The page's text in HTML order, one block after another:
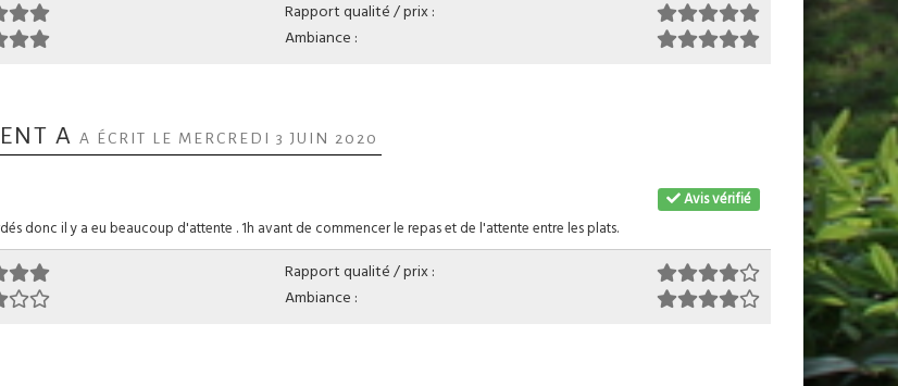
Rapport qualité / prix :
Ambiance :
A A ÉCRIT LE MERCREDI 3 JUIN 2020
Avis vérifié
donc il y a eu beaucoup d'attente . 1h avant de commencer le repas et de l'attente entre les plats.
Rapport qualité / prix :
Ambiance :